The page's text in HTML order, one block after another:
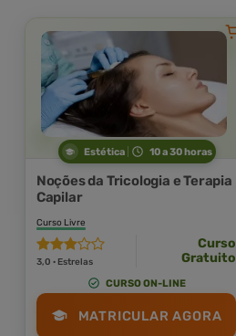
Estética 10 a 30 horas
Noções da Tricologia e Terapia
Capilar
Curso Livre
3,0 · Estrelas
Curso
Gratuito
CURSO ON-LINE
MATRICULAR AGORA